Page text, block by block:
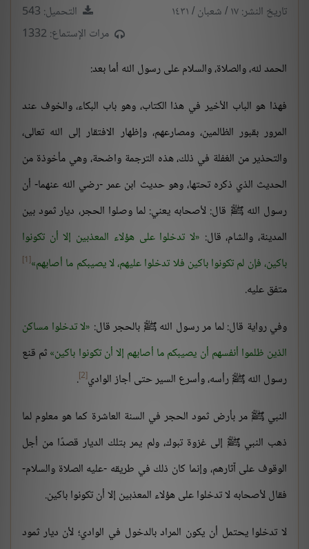
تاريخ النشر: ١٧ / شعبان / ١٤٣١
التحميل: 543
مرات الإستماع: 1332
الحمد لله، والصلاة، والسلام على رسول الله أما بعد:
فهذا هو الباب الأخير في هذا الكتاب، وهو باب البكاء، والخوف عند
المرور بقبور الظالمين، ومصارعهم، وإظهار الافتقار إلى الله تعالى،
والتحذير من الغفلة في ذلك، هذه الترجمة واضحة، وهي مأخوذة من
الحديث الذي ذكره تحتها، وهو حديث ابن عمر -رضي الله عنهما- أن
رسول الله ﷺ قال: لأصحابه يعني: لما وصلوا الحجر، ديار ثمود بين
المدينة، والشام، قال: لا تدخلوا على هؤلاء المعذبين إلا أن تكونوا
باكين، فإن لم تكونوا باكين فلا تدخلوا عليهم، لا يصيبكم ما أصابهم [1]
متفق عليه.
وفي رواية قال: لما مر رسول الله ﷺ بالحجر قال: لا تدخلوا مساكن
الذين ظلموا أنفسهم أن يصيبكم ما أصابهم إلا أن تكونوا باكين ثم قنع
رسول الله ﷺ رأسه، وأسرع السير حتى أجاز الوادي[2]
.
النبي ﷺ مر بأرض ثمود الحجر في السنة العاشرة كما هو معلوم لما
ذهب النبي ﷺ إلى غزوة تبوك، ولم يمر بتلك الديار قصدًا من أجل
الوقوف على آثارهم، وإنما كان ذلك في طريقه -عليه الصلاة والسلام-
فقال لأصحابه لا تدخلوا على هؤلاء المعذبين إلا أن تكونوا باكين.
لا تدخلوا يحتمل أن يكون المراد بالدخول في الوادي؛ لأن ديار ثمود